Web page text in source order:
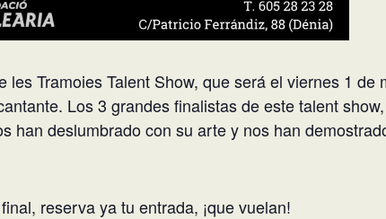
les Tramoies Talent Show, que será el viernes 1 de
Los 3 grandes finalistas de este talent
han deslumbrado con su arte y nos han
reserva ya tu entrada, ¡que vuelan!